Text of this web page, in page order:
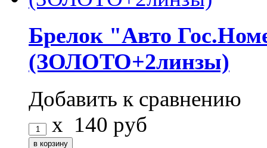
Брелок "Авто
(ЗОЛОТО+2линзы)
Добавить к сравнению
x 140 руб